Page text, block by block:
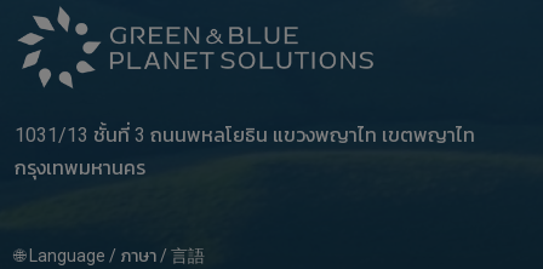
1031/13 ชั้นที่ 3 ถนนพหลโยธิน แขวงพญาไท เขตพญาไท
กรุงเทพมหานคร
🌐 Language / ภาษา / 言語